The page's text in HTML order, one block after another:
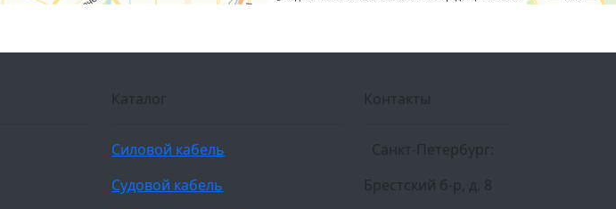
Каталог
Силовой кабель
Судовой кабель
Контакты
Санкт-Петербург:
Брестский б-р, д. 8